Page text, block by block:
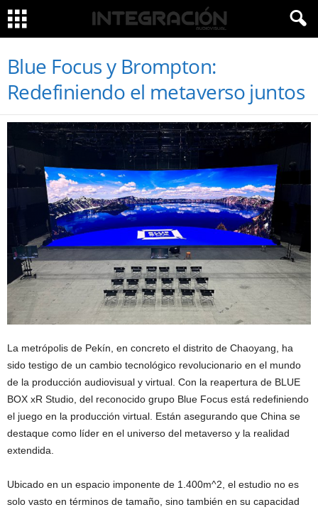
Blue Focus y Brompton:
Redefiniendo el metaverso juntos
La metrópolis de Pekín, en concreto el distrito de Chaoyang, ha
sido testigo de un cambio tecnológico revolucionario en el mundo
de la producción audiovisual y virtual. Con la reapertura de BLUE
BOX xR Studio, del reconocido grupo Blue Focus está redefiniendo
el juego en la producción virtual. Están asegurando que China se
destaque como líder en el universo del metaverso y la realidad
extendida.
Ubicado en un espacio imponente de 1.400m^2, el estudio no es
solo vasto en términos de tamaño, sino también en su capacidad